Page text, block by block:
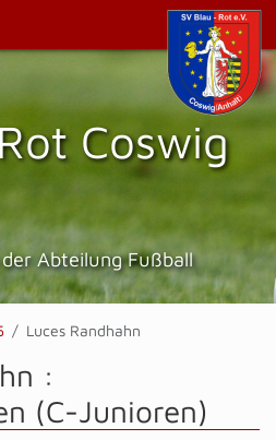
Coswig
Abteilung Fußball
Luces Randhahn
:
(C-Junioren)